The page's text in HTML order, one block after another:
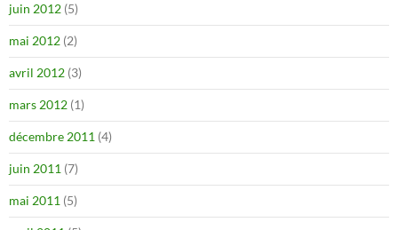
juin 2012 (5)
mai 2012 (2)
avril 2012 (3)
mars 2012 (1)
décembre 2011 (4)
juin 2011 (7)
mai 2011 (5)